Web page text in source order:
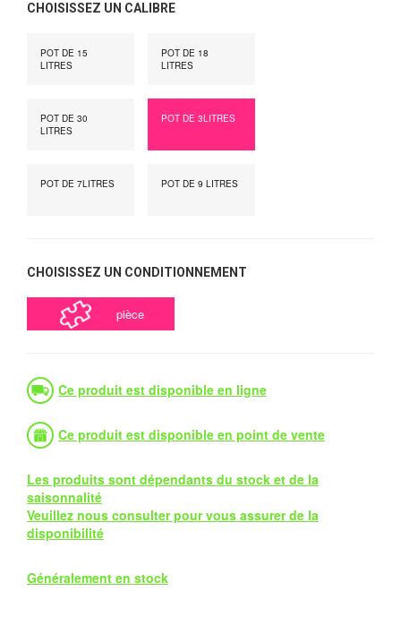
CHOISISSEZ UN CALIBRE
POT DE 15
LITRES
POT DE 18
LITRES
POT DE 30
LITRES
POT DE 3LITRES
POT DE 7LITRES POT DE 9 LITRES
CHOISISSEZ UN CONDITIONNEMENT
pièce
Ce produit est disponible en ligne
Ce produit est disponible en point de vente
Les produits sont dépendants du stock et de la
saisonnalité
Veuillez nous consulter pour vous assurer de la
disponibilité
Généralement en stock